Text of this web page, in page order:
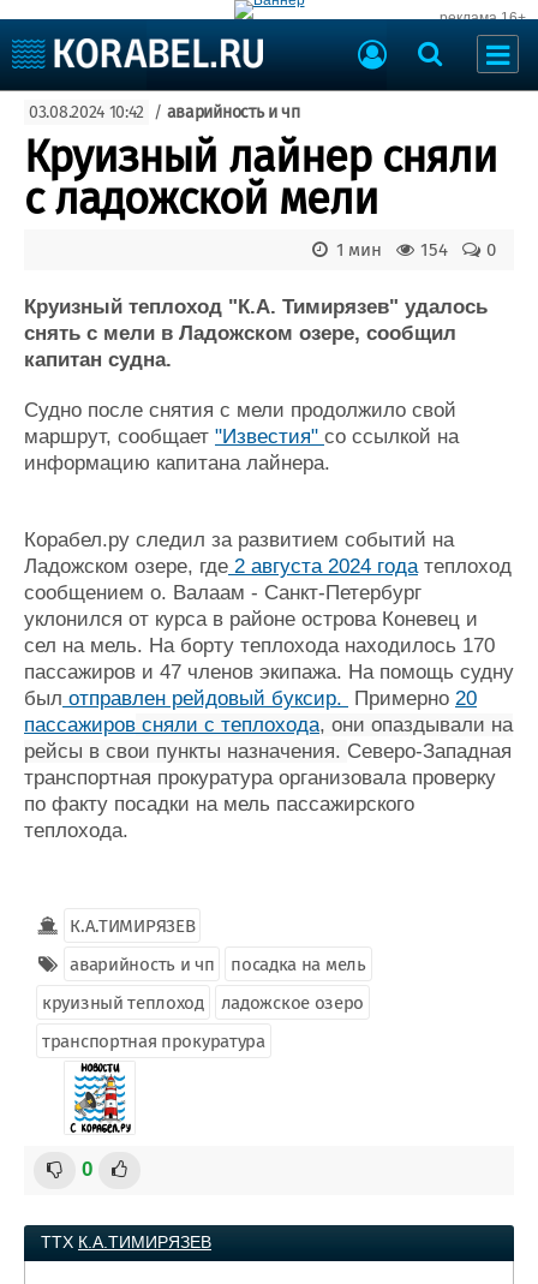
реклама 16+
Судоходство
Судоремонт
События
Пресс-релизы
Порты
Рыболовство
Еще
Судостроение
Новости
Компании
Репутация
Крюинг
Журнал
Реклама
Продажа флота
Оборудование
Изделия
Выставки и семинары
Личности
Словарь
Флот
Галерея флота
Форум
Отзывы
Все службы
03.08.2024 10:42 / аварийность и чп
Круизный лайнер сняли
с ладожской мели
0
154
1 мин
Круизный теплоход "К.А. Тимирязев" удалось
снять с мели в Ладожском озере, сообщил
капитан судна.
Судно после снятия с мели продолжило свой
маршрут, сообщает "Известия" со ссылкой на
информацию капитана лайнера.
Корабел.ру следил за развитием событий на
Ладожском озере, где 2 августа 2024 годатеплоход
сообщением о. Валаам - Санкт-Петербург
уклонился от курса в районе острова Коневец и
сел на мель. На борту теплохода находилось 170
пассажиров и 47 членов экипажа. На помощь судну
был отправлен рейдовый буксир. Примерно 20
пассажиров сняли с теплохода, они опаздывали на
рейсы в свои пункты назначения. Северо-Западная
транспортная прокуратура организовала проверку
по факту посадки на мель пассажирского
теплохода.
К.А.ТИМИРЯЗЕВ
аварийность и чп
посадка на мель
круизный теплоход
ладожское озеро
транспортная прокуратура
0
ТТХ К.А.ТИМИРЯЗЕВ